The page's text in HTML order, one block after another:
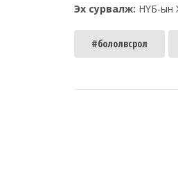
Эх сурвалж: НҮБ-ын
#бололвсрол